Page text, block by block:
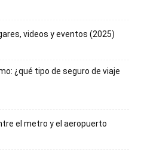
videos y eventos (2025)
¿qué tipo de seguro de viaje
el metro y el aeropuerto